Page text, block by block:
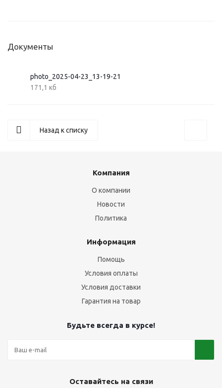
Документы
photo_2025-04-23_13-19-21
171,1 кб
Назад к списку
Компания
О компании
Новости
Политика
Информация
Помощь
Условия оплаты
Условия доставки
Гарантия на товар
Будьте всегда в курсе!
Оставайтесь на связи